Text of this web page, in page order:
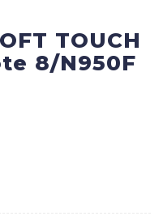
TOUCH
8/N950F